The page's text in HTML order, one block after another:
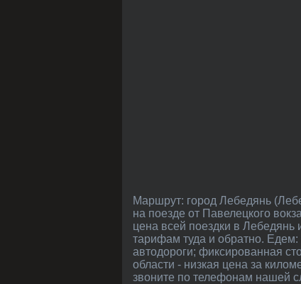
Маршрут: город Лебедянь (Лебедянский район, Липецкая область) - из Москвы примерно 360 км. Как можно доехать в Лебедянь:
на поезде от Павелецкого
цена всей поездки в
тарифам туда и обратно. Едем:
автодороги; фиксированная
области - низкая цена за
звоните по телефонам нашей